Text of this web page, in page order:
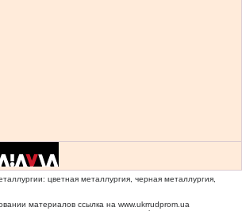
цветная металлургия, черная металлургия,
материалов ссылка на www.ukrrudprom.ua